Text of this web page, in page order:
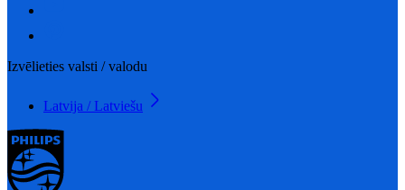
Izvēlieties valsti / valodu
Latvija / Latviešu